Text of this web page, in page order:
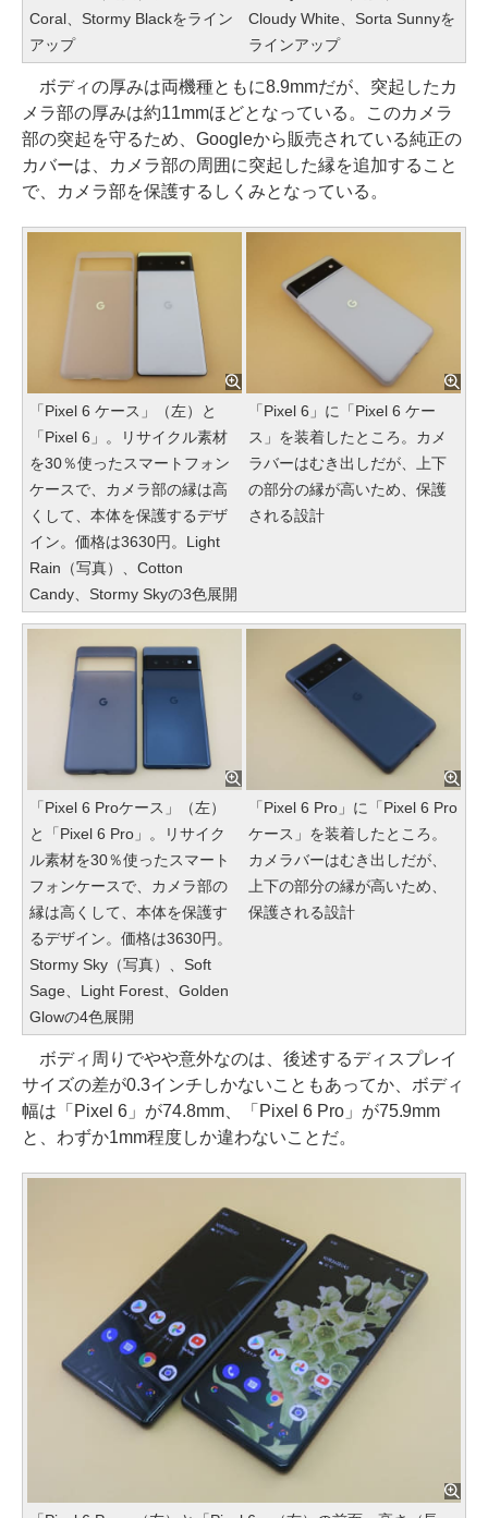
Coral、Stormy Blackをライン
アップ
Cloudy White、Sorta Sunnyを
ラインアップ
ボディの厚みは両機種ともに8.9mmだが、突起したカ
メラ部の厚みは約11mmほどとなっている。このカメラ
部の突起を守るため、Googleから販売されている純正の
カバーは、カメラ部の周囲に突起した縁を追加すること
で、カメラ部を保護するしくみとなっている。
「Pixel 6 ケース」（左）と
「Pixel 6」。リサイクル素材
を30％使ったスマートフォン
ケースで、カメラ部の縁は高
くして、本体を保護するデザ
イン。価格は3630円。Light
Rain（写真）、Cotton
Candy、Stormy Skyの3色展開
「Pixel 6」に「Pixel 6 ケー
ス」を装着したところ。カメ
ラバーはむき出しだが、上下
の部分の縁が高いため、保護
される設計
「Pixel 6 Proケース」（左）
と「Pixel 6 Pro」。リサイク
ル素材を30％使ったスマート
フォンケースで、カメラ部の
縁は高くして、本体を保護す
るデザイン。価格は3630円。
Stormy Sky（写真）、Soft
Sage、Light Forest、Golden
Glowの4色展開
「Pixel 6 Pro」に「Pixel 6 Pro
ケース」を装着したところ。
カメラバーはむき出しだが、
上下の部分の縁が高いため、
保護される設計
ボディ周りでやや意外なのは、後述するディスプレイ
サイズの差が0.3インチしかないこともあってか、ボディ
幅は「Pixel 6」が74.8mm、「Pixel 6 Pro」が75.9mm
と、わずか1mm程度しか違わないことだ。